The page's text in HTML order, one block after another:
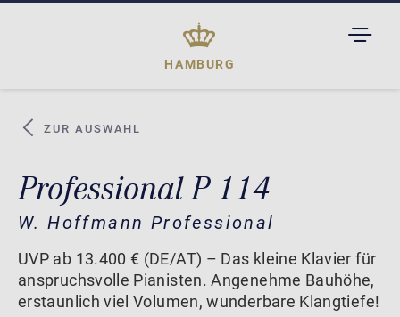
HAMBURG
ZUR AUSWAHL
Professional P 114
W. Hoffmann Professional
UVP ab 13.400 € (DE/AT) – Das kleine Klavier für
anspruchsvolle Pianisten. Angenehme Bauhöhe,
erstaunlich viel Volumen, wunderbare Klangtiefe!